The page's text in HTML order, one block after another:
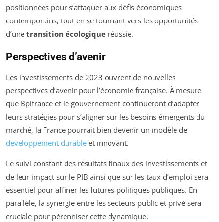
positionnées pour s’attaquer aux défis économiques
contemporains, tout en se tournant vers les opportunités
d’une transition écologique réussie.
Perspectives d’avenir
Les investissements de 2023 ouvrent de nouvelles
perspectives d’avenir pour l’économie française. À mesure
que Bpifrance et le gouvernement continueront d’adapter
leurs stratégies pour s’aligner sur les besoins émergents du
marché, la France pourrait bien devenir un modèle de
développement durable et innovant.
Le suivi constant des résultats finaux des investissements et
de leur impact sur le PIB ainsi que sur les taux d’emploi sera
essentiel pour affiner les futures politiques publiques. En
parallèle, la synergie entre les secteurs public et privé sera
cruciale pour pérenniser cette dynamique.